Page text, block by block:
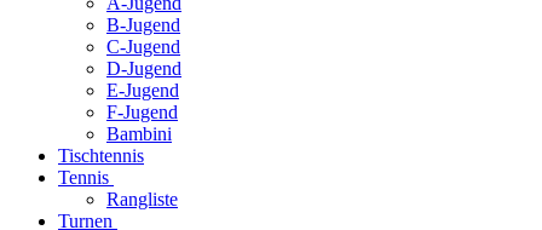
B-Jugend
C-Jugend
D-Jugend
E-Jugend
F-Jugend
Bambini
Tischtennis
Tennis
Rangliste
Turnen